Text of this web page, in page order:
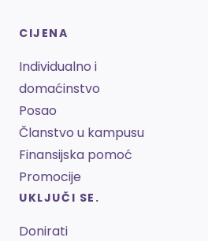
CIJENA
Individualno i
domaćinstvo
Posao
Članstvo u kampusu
Finansijska pomoć
Promocije
UKLJUČI SE.
Donirati